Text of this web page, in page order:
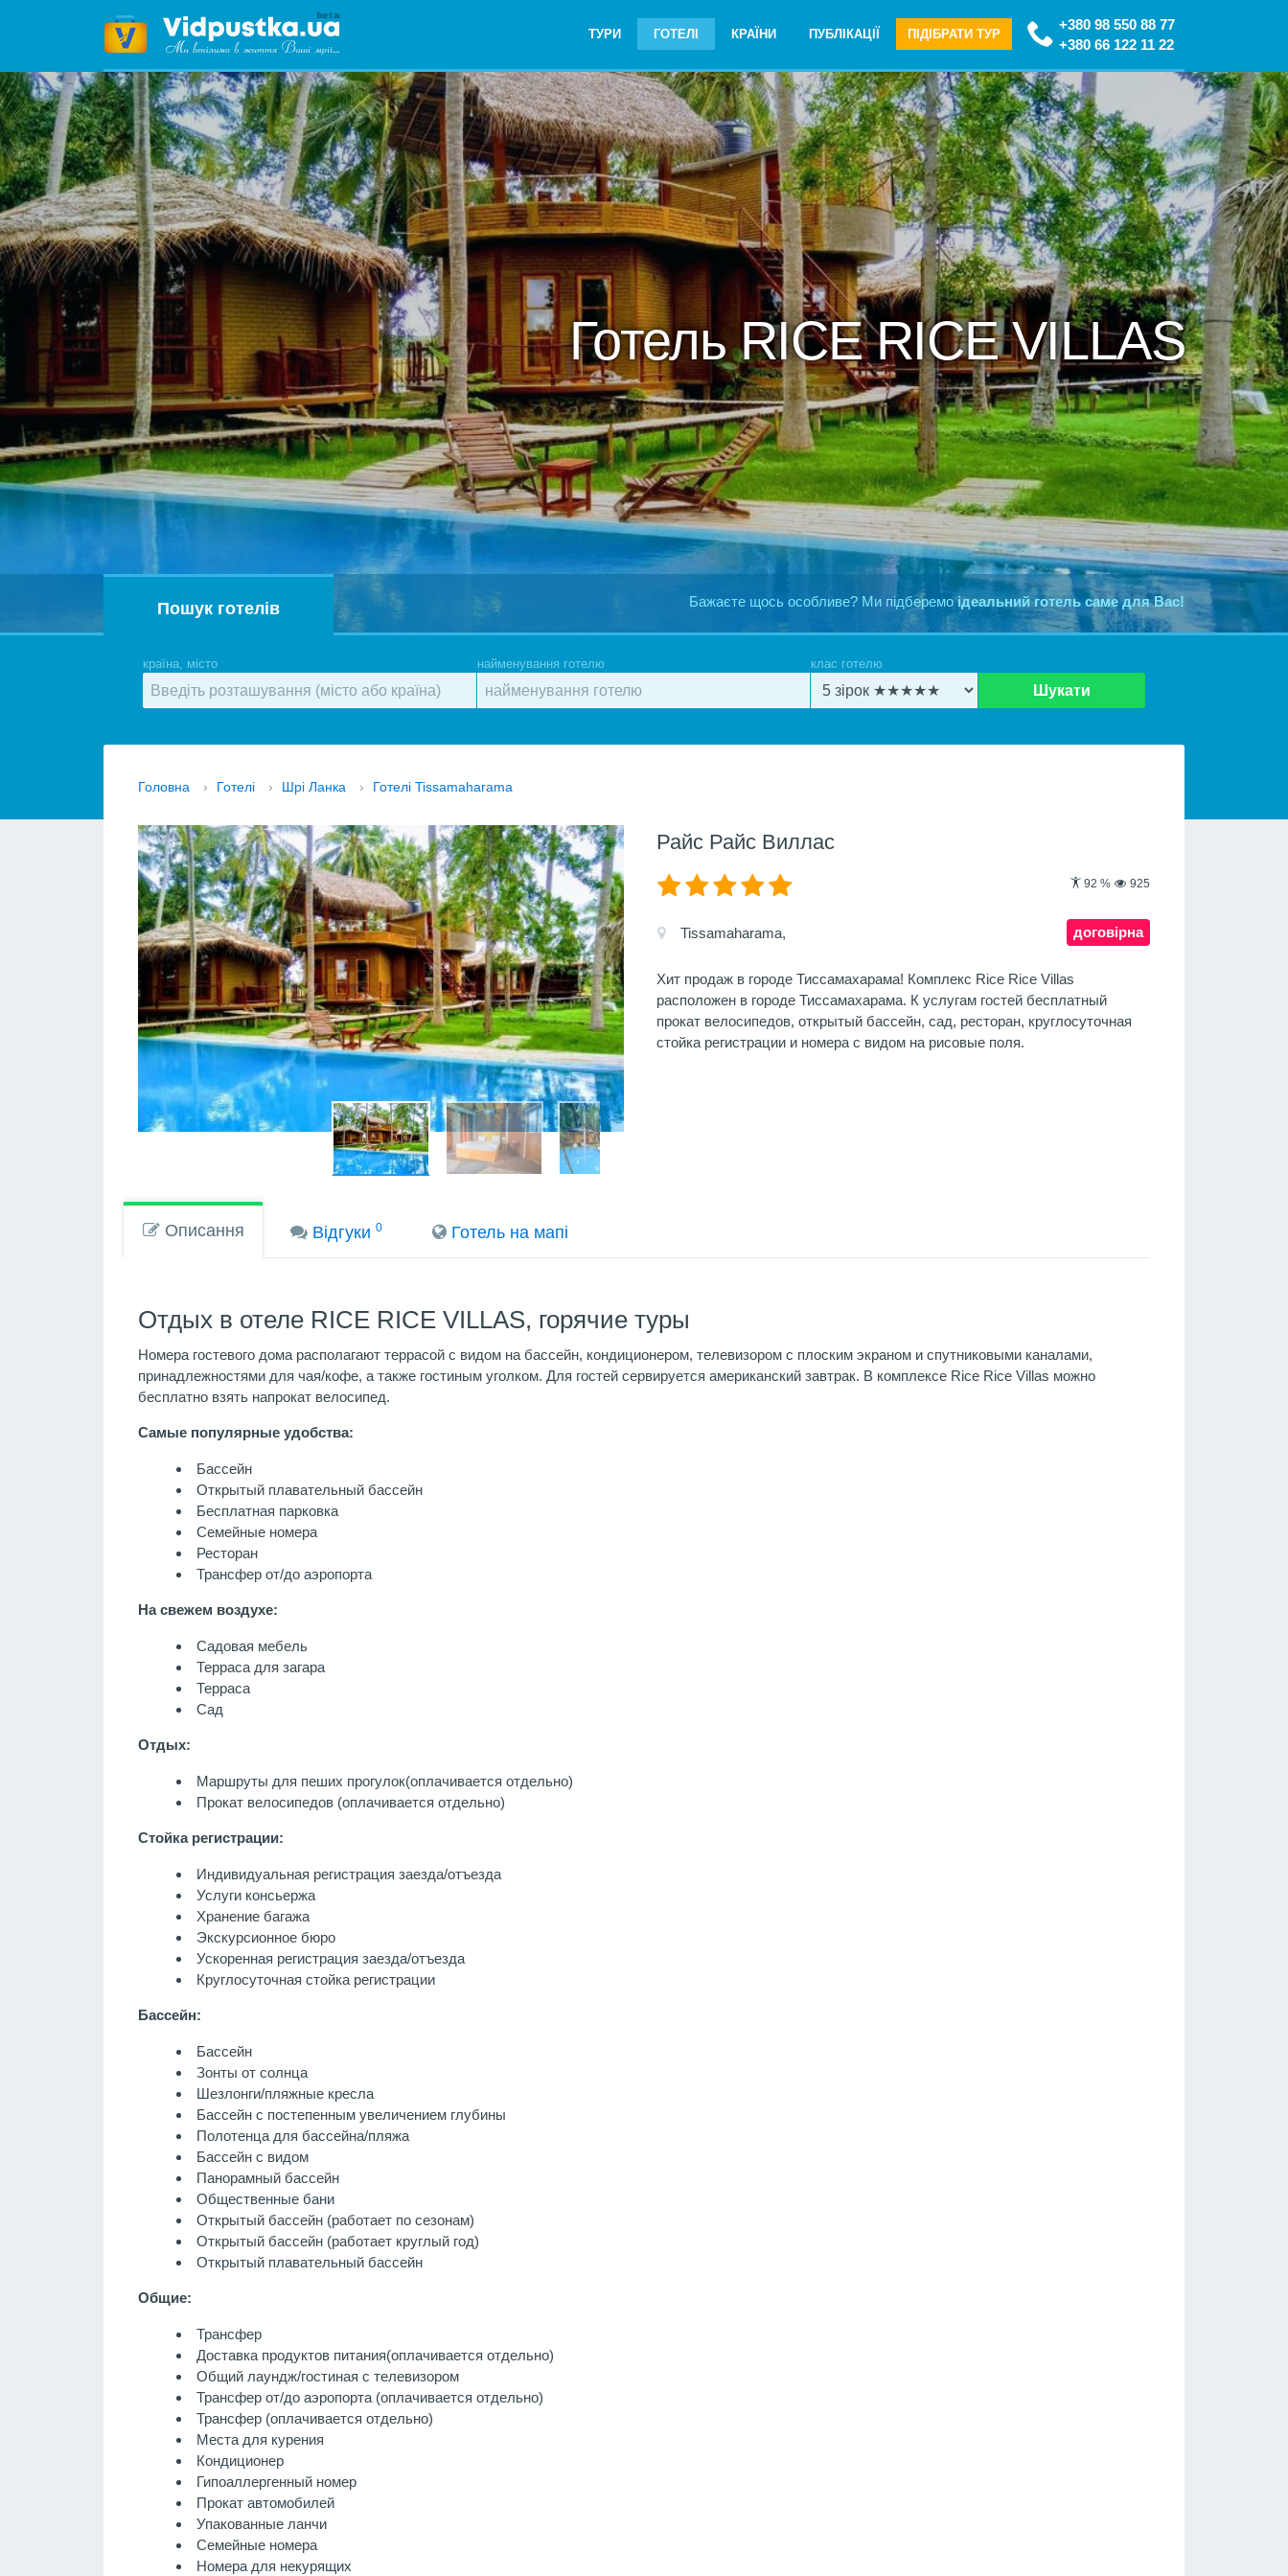
+380 98 550 88 77
+380 66 122 11 22
ТУРИ ГОТЕЛІ КРАЇНИ ПУБЛІКАЦІЇ ПІДІБРАТИ ТУР
Готель RICE RICE VILLAS
Бажаєте щось особливе? Ми підберемоідеальний готель саме для Вас!
Пошук готелів
країна, місто найменування готелю клас готелю
Шукати
Головна › Готелі › Шрі Ланка › Готелі Tissamaharama
Райс Райс Виллас
92 % 925
договірна
Tissamaharama,
Хит продаж в городе Тиссамахарама! Комплекс Rice Rice Villas
расположен в городе Тиссамахарама. К услугам гостей бесплатный
прокат велосипедов, открытый бассейн, сад, ресторан, круглосуточная
стойка регистрации и номера с видом на рисовые поля.
Описання Вiдгуки0 Готель на мапi
Отдых в отеле RICE RICE VILLAS, горячие туры
Номера гостевого дома располагают террасой с видом на бассейн, кондиционером, телевизором с плоским экраном и спутниковыми каналами,
принадлежностями для чая/кофе, а также гостиным уголком. Для гостей сервируется американский завтрак. В комплексе Rice Rice Villas можно
бесплатно взять напрокат велосипед.
Самые популярные удобства:
Бассейн
Открытый плавательный бассейн
Бесплатная парковка
Семейные номера
Ресторан
Трансфер от/до аэропорта
На свежем воздухе:
Садовая мебель
Терраса для загара
Терраса
Сад
Отдых:
Маршруты для пеших прогулок(оплачивается отдельно)
Прокат велосипедов (оплачивается отдельно)
Стойка регистрации:
Индивидуальная регистрация заезда/отъезда
Услуги консьержа
Хранение багажа
Экскурсионное бюро
Ускоренная регистрация заезда/отъезда
Круглосуточная стойка регистрации
Бассейн:
Бассейн
Зонты от солнца
Шезлонги/пляжные кресла
Бассейн с постепенным увеличением глубины
Полотенца для бассейна/пляжа
Бассейн с видом
Панорамный бассейн
Общественные бани
Открытый бассейн (работает по сезонам)
Открытый бассейн (работает круглый год)
Открытый плавательный бассейн
Общие:
Трансфер
Доставка продуктов питания(оплачивается отдельно)
Общий лаундж/гостиная с телевизором
Трансфер от/до аэропорта (оплачивается отдельно)
Трансфер (оплачивается отдельно)
Места для курения
Кондиционер
Гипоаллергенный номер
Прокат автомобилей
Упакованные ланчи
Семейные номера
Номера для некурящих